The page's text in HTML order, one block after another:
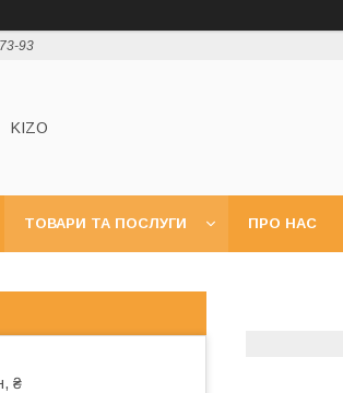
93
KIZO
ТОВАРИ ТА ПОСЛУГИ ПРО НАС
₴